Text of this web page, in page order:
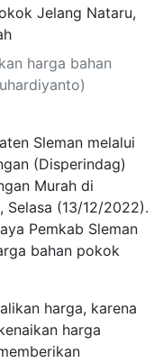
harga bahan
Sleman melalui
(Disperindag)
Murah di
Selasa (13/12/2022).
Pemkab Sleman
bahan pokok
harga, karena
harga